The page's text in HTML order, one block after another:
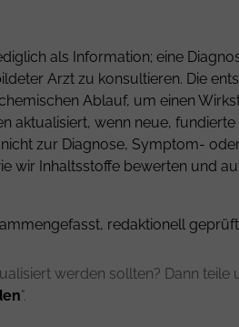
als Information; eine
Arzt zu konsultieren. Die
Ablauf, um einen
aktualisiert, wenn neue,
zur Diagnose, Symptom-
wir Inhaltsstoffe bewerten und
redaktionell
werden sollten? Dann
".